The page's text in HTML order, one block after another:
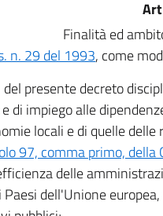
Finalità ed
n. 29 del 1993, come
del presente decreto
di impiego alle
locali e di quelle
97, comma primo, della
delle
dell'Unione